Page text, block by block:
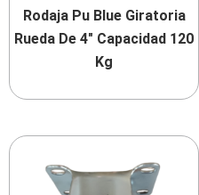
Rodaja Pu Blue Giratoria
Rueda De 4″ Capacidad 120
Kg